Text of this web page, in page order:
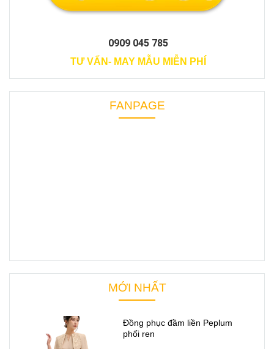
0909 045 785
TƯ VẤN- MAY MẪU MIỄN PHÍ
FANPAGE
MỚI NHẤT
Đồng phục đầm liền Peplum
phối ren